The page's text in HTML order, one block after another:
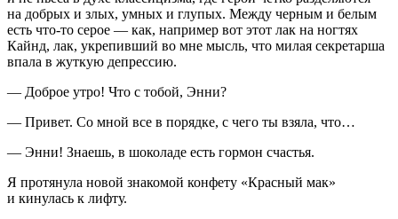
на добрых и злых, умных и глупых. Между черным и белым
есть что-то серое — как, например вот этот лак на ногтях
Кайнд, лак, укрепивший во мне мысль, что милая секретарша
впала в жуткую депрессию.
— Доброе утро! Что с тобой, Энни?
— Привет. Со мной все в порядке, с чего ты взяла, что…
— Энни! Знаешь, в шоколаде есть гормон счастья.
Я протянула новой знакомой конфету «Красный мак»
и кинулась к лифту.